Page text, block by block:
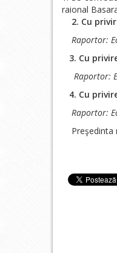
raional
2. Cu
Raportor:
3. Cu
Raportor:
4. Cu
Raportor: